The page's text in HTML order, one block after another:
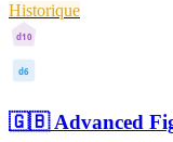
Historique
d10
d6
🇬🇧Advanced